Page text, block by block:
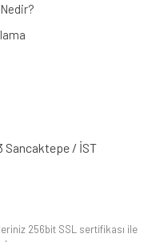
Sancaktepe / İST
256bit SSL sertifikası ile